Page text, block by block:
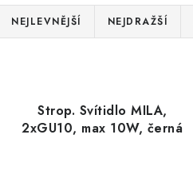
NEJLEVNĚJŠÍ NEJDRAŽŠÍ
Strop. Svítidlo MILA,
2xGU10, max 10W, černá